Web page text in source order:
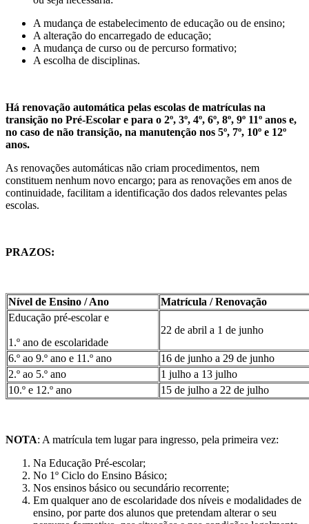
A mudança de estabelecimento de educação ou de ensino;
A alteração do encarregado de educação;
A mudança de curso ou de percurso formativo;
A escolha de disciplinas.
Há renovação automática pelas escolas de matrículas na
transição no Pré-Escolar e para o 2º, 3º, 4º, 6º, 8º, 9º 11º anos e,
no caso de não transição, na manutenção nos 5º, 7º, 10º e 12º
anos.
As renovações automáticas não criam procedimentos, nem
constituem nenhum novo encargo; para as renovações em anos de
continuidade, facilitam a identificação dos dados relevantes pelas
escolas.
PRAZOS:
Nível de Ensino / Ano
Matrícula / Renovação
Educação pré-escolar e
1.º ano de escolaridade
22 de abril a 1 de junho
6.º ao 9.º ano e 11.º ano
16 de junho a 29 de junho
2.º ao 5.º ano
1 julho a 13 julho
10.º e 12.º ano
15 de julho a 22 de julho
NOTA: A matrícula tem lugar para ingresso, pela primeira vez:
Na Educação Pré-escolar;
No 1º Ciclo do Ensino Básico;
Nos ensinos básico ou secundário recorrente;
Em qualquer ano de escolaridade dos níveis e modalidades de
ensino, por parte dos alunos que pretendam alterar o seu